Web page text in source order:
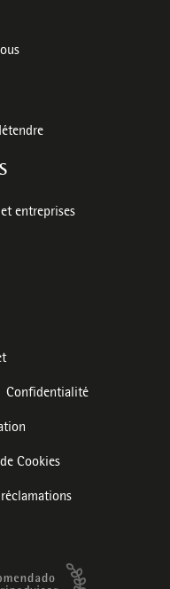
entreprises
Confidentialité
Cookies